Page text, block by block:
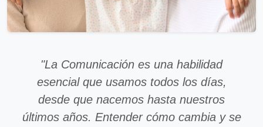
"La Comunicación es una habilidad
esencial que usamos todos los días,
desde que nacemos hasta nuestros
últimos años. Entender cómo cambia y se